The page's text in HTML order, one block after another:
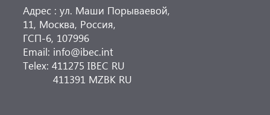
Адрес : ул. Маши Порываевой,
11, Москва, Россия,
ГСП-6, 107996
Email: info@ibec.int
Telex: 411275 IBEC RU
411391 MZBK RU